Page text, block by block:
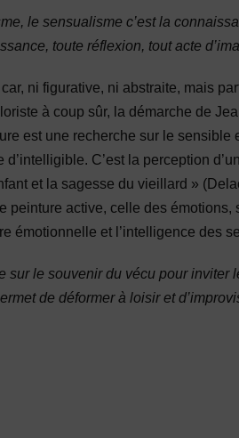
le sensualisme c’est la
toute réflexion, tout acte
ni figurative, ni abstraite, mais
à coup sûr, la démarche de
est une recherche sur le sensible
C’est la perception
et la sagesse du vieillard »
peinture active, celle des
émotionnelle et l’intelligence des
le souvenir du vécu pour
de déformer à loisir et